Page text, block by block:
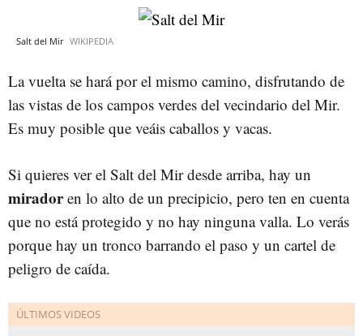
Salt del Mir WIKIPEDIA
La vuelta se hará por el mismo camino, disfrutando de
las vistas de los campos verdes del vecindario del Mir.
Es muy posible que veáis caballos y vacas.
Si quieres ver el Salt del Mir desde arriba, hay un
miradoren lo alto de un precipicio, pero ten en cuenta
que no está protegido y no hay ninguna valla. Lo verás
porque hay un tronco barrando el paso y un cartel de
peligro de caída.